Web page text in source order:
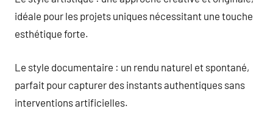
idéale pour les projets uniques nécessitant une touche
esthétique forte.
Le style documentaire : un rendu naturel et spontané,
parfait pour capturer des instants authentiques sans
interventions artificielles.